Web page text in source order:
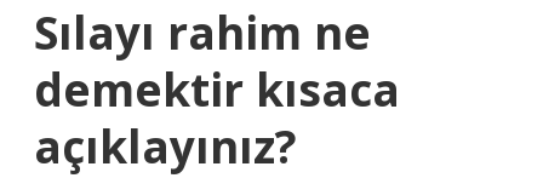
Sılayı rahim ne
demektir kısaca
açıklayınız?